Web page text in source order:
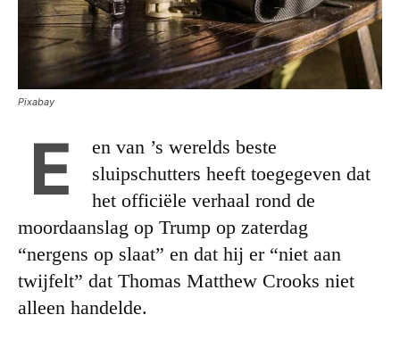
Pixabay
E
en van ’s werelds beste
sluipschutters heeft toegegeven dat
het officiële verhaal rond de
moordaanslag op Trump op zaterdag
“nergens op slaat” en dat hij er “niet aan
twijfelt” dat Thomas Matthew Crooks niet
alleen handelde.